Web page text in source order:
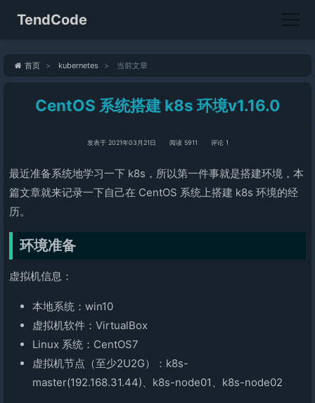
TendCode
首页 kubernetes 当前文章
CentOS 系统搭建 k8s 环境v1.16.0
发表于 2021年03月21日 阅读 5911 评论 1
最近准备系统地学习一下 k8s，所以第一件事就是搭建环境，本
篇文章就来记录一下自己在 CentOS 系统上搭建 k8s 环境的经
历。
环境准备
虚拟机信息：
本地系统：win10
虚拟机软件：VirtualBox
Linux 系统：CentOS7
虚拟机节点（至少2U2G）：k8s-
master(192.168.31.44)、k8s-node01、k8s-node02